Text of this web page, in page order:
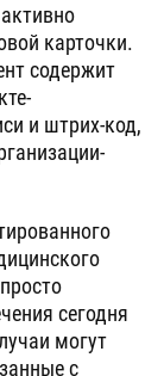
карточки.
содержит
и штрих-код,
сегодня
могут
с